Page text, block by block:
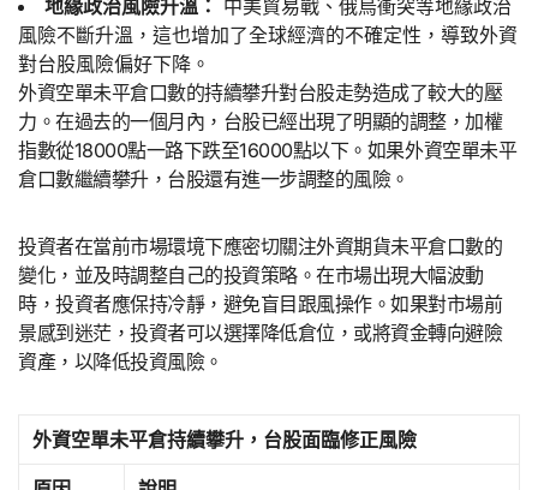
地緣政治風險升溫： 中美貿易戰、俄烏衝突等地緣政治
風險不斷升溫，這也增加了全球經濟的不確定性，導致外資
對台股風險偏好下降。
外資空單未平倉口數的持續攀升對台股走勢造成了較大的壓
力。在過去的一個月內，台股已經出現了明顯的調整，加權
指數從18000點一路下跌至16000點以下。如果外資空單未平
倉口數繼續攀升，台股還有進一步調整的風險。
投資者在當前市場環境下應密切關注外資期貨未平倉口數的
變化，並及時調整自己的投資策略。在市場出現大幅波動
時，投資者應保持冷靜，避免盲目跟風操作。如果對市場前
景感到迷茫，投資者可以選擇降低倉位，或將資金轉向避險
資產，以降低投資風險。
外資空單未平倉持續攀升，台股面臨修正風險